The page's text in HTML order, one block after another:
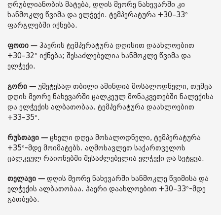
ღრუბლიანობის მატება, დღის მეორე ნახევარში კი
ხანმოკლე წვიმა და ელჭექი. ტემპერატურა +30–33°
ფარგლებში იქნება.
ფოთი — ჰაერის ტემპერატურა დღისით დაახლოებით
+30–32° იქნება; შესაძლებელია ხანმოკლე წვიმა და
ელჭექი.
გორი — უმეტესად თბილი ამინდია მოსალოდნელი, თუმცა
დღის მეორე ნახევარში ცალკეულ მონაკვეთებში ნალექისა
და ელჭექის ალბათობაა. ტემპერატურა დაახლოებით
+33–35°.
რუსთავი — ცხელი დღეა მოსალოდნელი, ტემპერატურა
+35°-მდე მოიმატებს. აღმოსავლეთ საქართველოს
ცალკეულ რაიონებში შესაძლებელია ელჭექი და სეტყვა.
თელავი — დღის მეორე ნახევარში ხანმოკლე წვიმისა და
ელჭექის ალბათობაა. ჰაერი დაახლოებით +30–33°-მდე
გათბება.